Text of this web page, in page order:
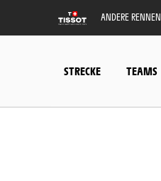
ANDERE RENNEN
STRECKE TEAMS